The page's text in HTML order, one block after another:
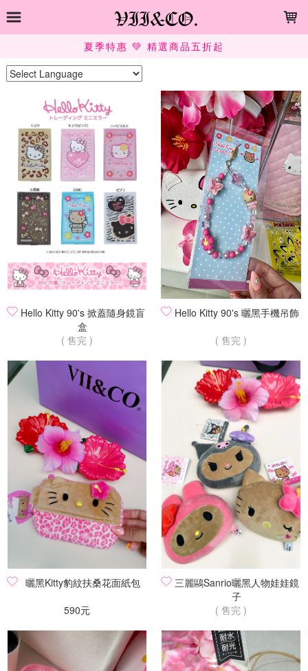
夏季特惠 💚 精選商品五折起
上架時間 銷售件數
樣式尺寸篩選
全部樣式 藍 杏 黑
粉
紫
棕 紅 咖
米
白
全部尺寸 S M L
現貨商品
篩選
Hello Kitty 90's 掀蓋隨身鏡盲
盒
( 售完 )
Hello Kitty 90's 曬黑手機吊飾
( 售完 )
曬黑Kitty豹紋扶桑花面紙包
590元
三麗鷗Sanrio曬黑人物娃娃鏡
子
( 售完 )